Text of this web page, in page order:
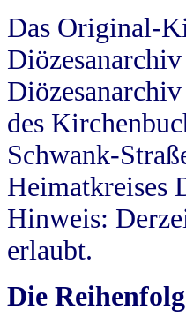
Das Original-
des
Schwank-
Heimatkreises
Hinweis:
erlaubt.
Die